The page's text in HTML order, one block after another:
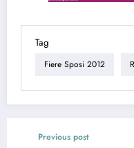
Tag
Fiere Sposi 2012
Previous post